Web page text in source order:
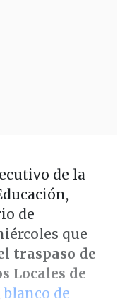
de la
de
que
traspaso de
Locales de
blanco de